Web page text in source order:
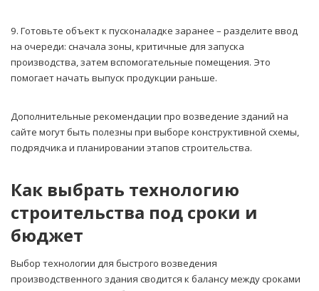
9. Готовьте объект к пусконаладке заранее – разделите ввод
на очереди: сначала зоны, критичные для запуска
производства, затем вспомогательные помещения. Это
помогает начать выпуск продукции раньше.
Дополнительные рекомендации про возведение зданий на
сайте могут быть полезны при выборе конструктивной схемы,
подрядчика и планировании этапов строительства.
Как выбрать технологию
строительства под сроки и
бюджет
Выбор технологии для быстрого возведения
производственного здания сводится к балансу между сроками